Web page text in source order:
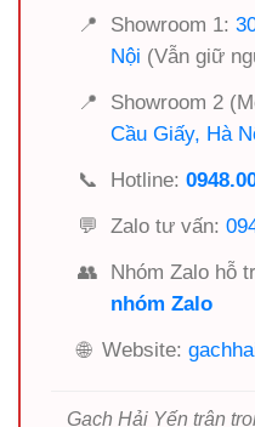
📍 Showroom 1:
Nội (Vẫn giữ
📍
Showroom 2
Cầu Giấy, Hà
📞
Hotline:
💬
Zalo tư vấn:
👥
Nhóm Zalo hỗ
nhóm Zalo
🌐 Website:
Gạch Hải Yến trân